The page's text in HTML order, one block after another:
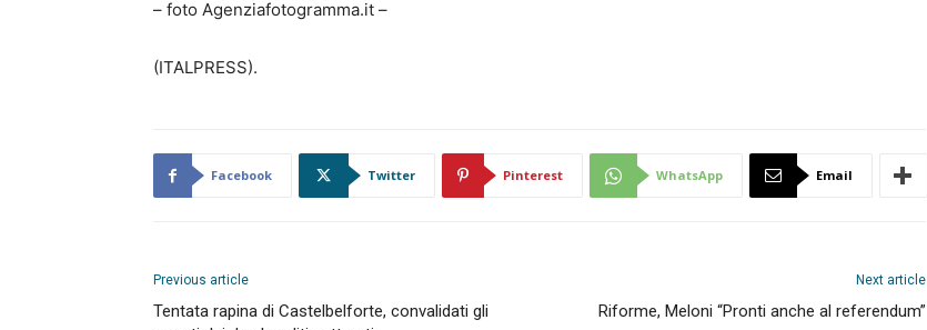
– foto Agenziafotogramma.it –
(ITALPRESS).
Facebook Twitter Pinterest WhatsApp Email
Previous article
Tentata rapina di Castelbelforte, convalidati gli
Next article
Riforme, Meloni “Pronti anche al referendum”